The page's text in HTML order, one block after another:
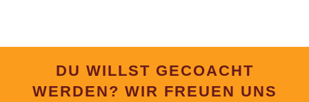
DU WILLST GECOACHT
WERDEN? WIR FREUEN UNS